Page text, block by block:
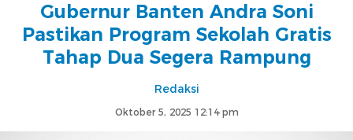
Gubernur Banten Andra Soni
Pastikan Program Sekolah Gratis
Tahap Dua Segera Rampung
Redaksi
Oktober 5, 2025 12:14 pm